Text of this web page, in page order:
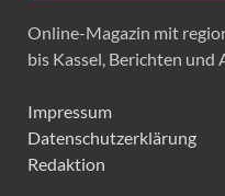
Online-Magazin mit
bis Kassel, Berichten
Impressum
Datenschutzerklärung
Redaktion